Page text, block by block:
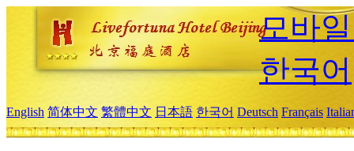
모바
한국어
English 简体中文 繁體中文 日本語 한국어 Deutsch Français